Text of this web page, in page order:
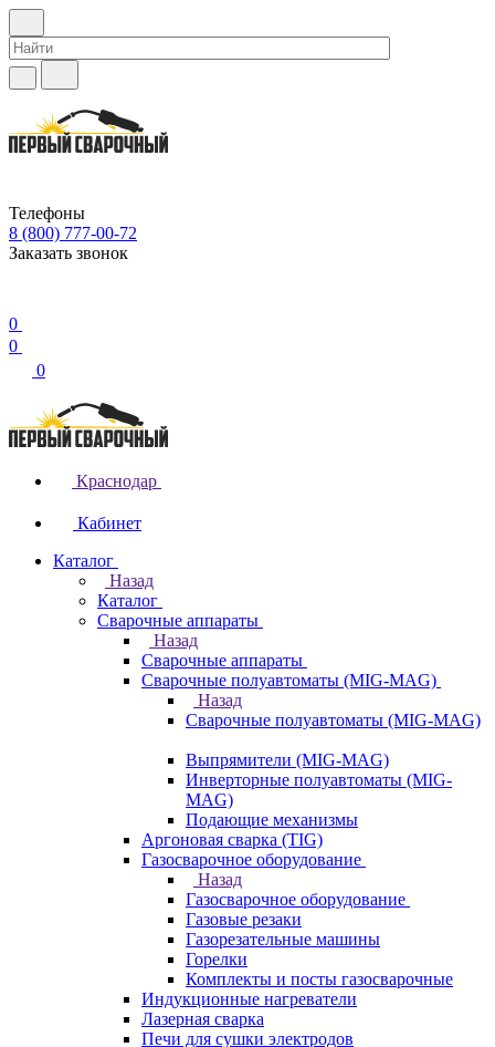
Телефоны
8 (800) 777-00-72
Заказать звонок
0
0
0
Краснодар
Кабинет
Каталог
Назад
Каталог
Сварочные аппараты
Назад
Сварочные аппараты
Сварочные полуавтоматы (MIG-MAG)
Назад
Сварочные полуавтоматы (MIG-MAG)
Выпрямители (MIG-MAG)
Инверторные полуавтоматы (MIG-
MAG)
Подающие механизмы
Аргоновая сварка (TIG)
Газосварочное оборудование
Назад
Газосварочное оборудование
Газовые резаки
Газорезательные машины
Горелки
Комплекты и посты газосварочные
Индукционные нагреватели
Лазерная сварка
Печи для сушки электродов